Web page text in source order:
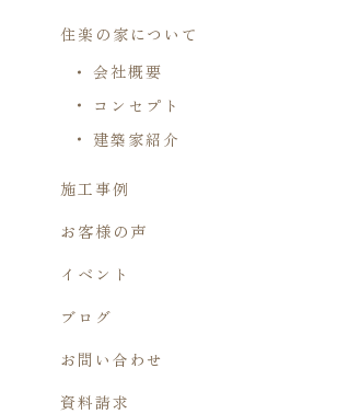
住楽の家について
会社概要
コンセプト
建築家紹介
施工事例
お客様の声
イベント
ブログ
お問い合わせ
資料請求